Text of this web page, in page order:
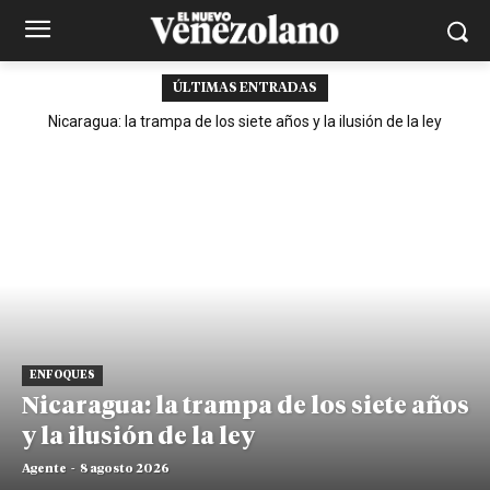
ÚLTIMAS ENTRADAS
Nicaragua: la trampa de los siete años y la ilusión de la ley
ENFOQUES
Nicaragua: la trampa de los siete años
y la ilusión de la ley
Agente - 8 agosto 2026